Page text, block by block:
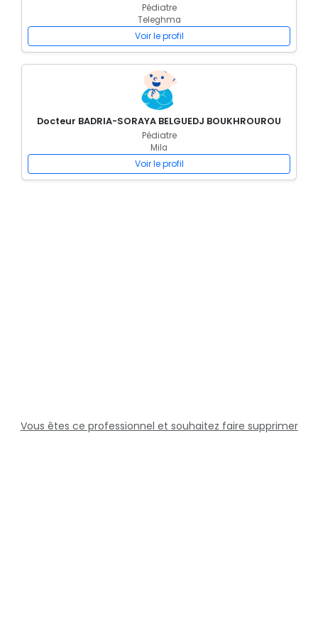
Pédiatre
Teleghma
Voir le profil
Docteur BADRIA-SORAYA BELGUEDJ BOUKHROUROU
Pédiatre
Mila
Voir le profil
Vous êtes ce professionnel et souhaitez faire supprimer